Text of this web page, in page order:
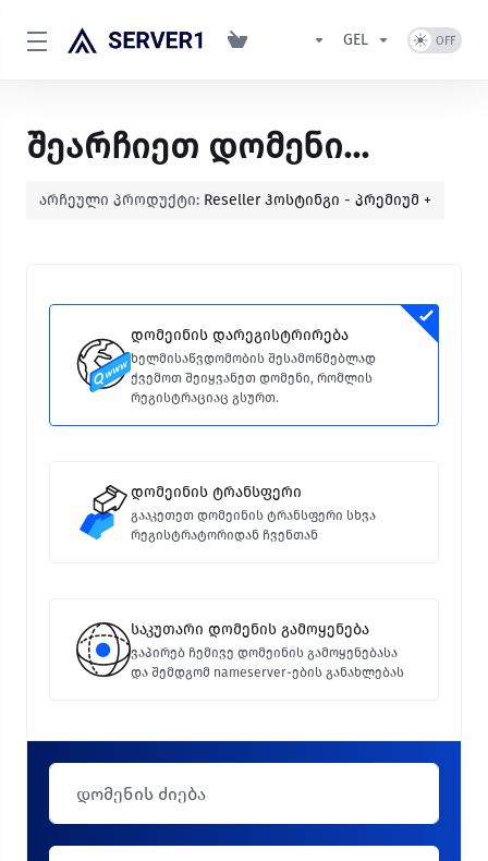
GEL
შეარჩიეთ დომენი...
არჩეული პროდუქტი: Reseller ჰოსტინგი - პრემიუმ +
დომეინის დარეგისტრირება
ხელმისაწვდომობის შესამოწმებლად
ქვემოთ შეიყვანეთ დომენი, რომლის
რეგისტრაციაც გსურთ.
დომეინის ტრანსფერი
გააკეთეთ დომეინის ტრანსფერი სხვა
რეგისტრატორიდან ჩვენთან
საკუთარი დომენის გამოყენება
ვაპირებ ჩემივე დომეინის გამოყენებასა
და შემდგომ nameserver-ების განახლებას